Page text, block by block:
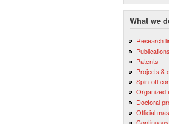
What we
Research
Publications
Patents
Projects &
Spin-off
Organized
Doctoral
Official